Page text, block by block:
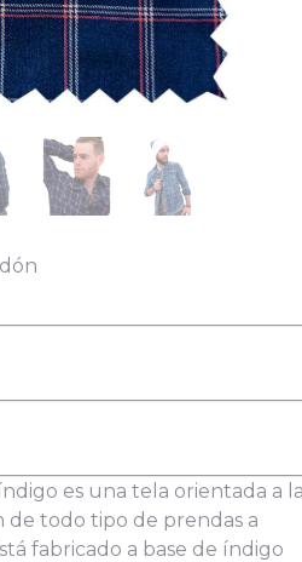
es una tela orientada a
de todo tipo de prendas a
fabricado a base de índigo